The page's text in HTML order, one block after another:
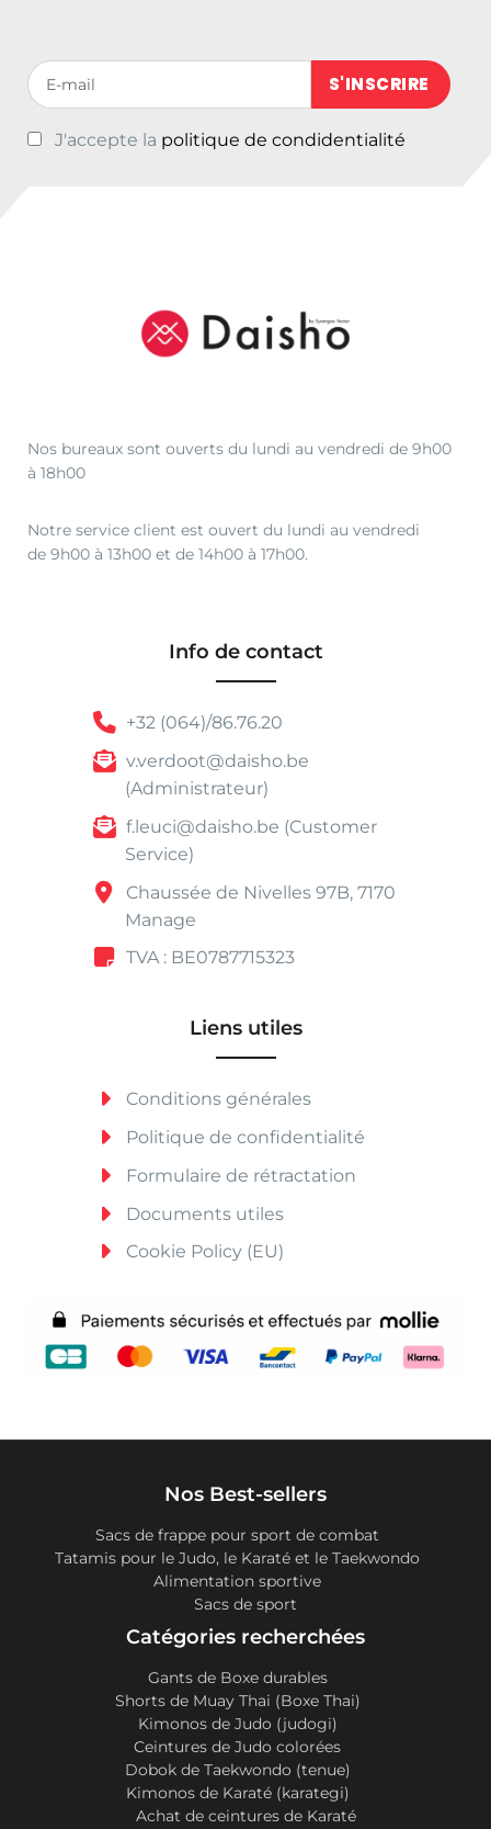
Votre adresse de messagerie (obligatoire)
J'accepte la politique de condidentialité
Nos bureaux sont ouverts du lundi au vendredi de 9h00
à 18h00
Notre service client est ouvert du lundi au vendredi
de 9h00 à 13h00 et de 14h00 à 17h00.
Info de contact
+32 (064)/86.76.20
v.verdoot@daisho.be
(Administrateur)
f.leuci@daisho.be (Customer
Service)
Chaussée de Nivelles 97B, 7170
Manage
TVA : BE0787715323
Liens utiles
Conditions générales
Politique de confidentialité
Formulaire de rétractation
Documents utiles
Cookie Policy (EU)
Nos Best-sellers
Sacs de frappe pour sport de combat
Tatamis pour le Judo, le Karaté et le Taekwondo
Alimentation sportive
Sacs de sport
Catégories recherchées
Gants de Boxe durables
Shorts de Muay Thai (Boxe Thai)
Kimonos de Judo (judogi)
Ceintures de Judo colorées
Dobok de Taekwondo (tenue)
Kimonos de Karaté (karategi)
Achat de ceintures de Karaté